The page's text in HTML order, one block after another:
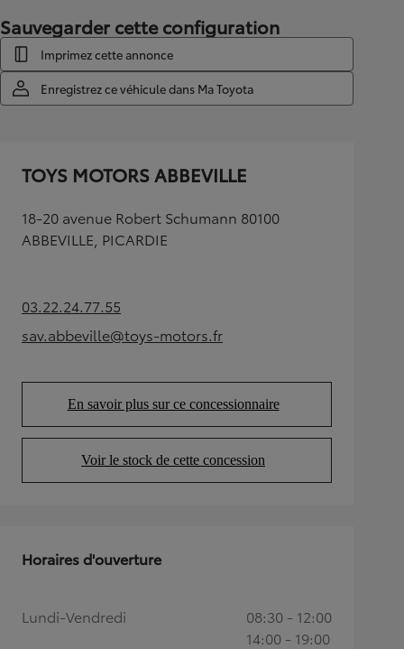
Sauvegarder cette configuration
Imprimez cette annonce
Enregistrez ce véhicule dans Ma Toyota
TOYS MOTORS ABBEVILLE
18-20 avenue Robert Schumann 80100
ABBEVILLE, PICARDIE
03.22.24.77.55(Opens in new tab)
sav.abbeville@toys-motors.fr
(Opens in new tab)
En savoir plus sur ce concessionnaire
(Opens in new tab)
Voir le stock de cette concession
(Opens in new tab)
Horaires d'ouverture
Lundi-Vendredi
08:30 - 12:00
14:00 - 19:00